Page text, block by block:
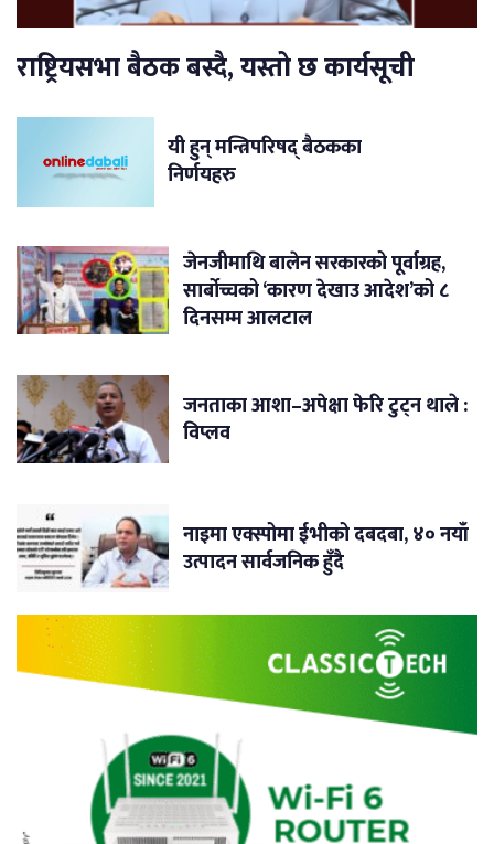
राष्ट्रियसभा बैठक बस्दै, यस्तो छ कार्यसूची
यी हुन् मन्त्रिपरिषद् बैठकका
निर्णयहरु
जेनजीमाथि बालेन सरकारको पूर्वाग्रह,
सार्बोच्चको ‘कारण देखाउ आदेश’को ८
दिनसम्म आलटाल
जनताका आशा–अपेक्षा फेरि टुट्न थाले :
विप्लव
नाइमा एक्स्पोमा ईभीको दबदबा, ४० नयाँ
उत्पादन सार्वजनिक हुँदै